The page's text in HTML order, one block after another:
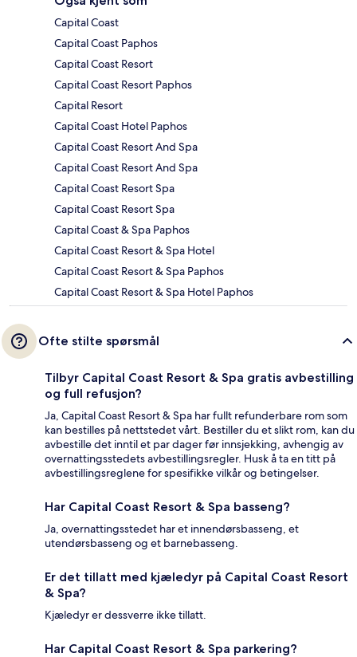
Capital Coast
Capital Coast Paphos
Capital Coast Resort
Capital Coast Resort Paphos
Capital Resort
Capital Coast Hotel Paphos
Capital Coast Resort And Spa
Capital Coast Resort And Spa
Capital Coast Resort Spa
Capital Coast Resort Spa
Capital Coast & Spa Paphos
Capital Coast Resort & Spa Hotel
Capital Coast Resort & Spa Paphos
Capital Coast Resort & Spa Hotel Paphos
Ofte stilte spørsmål
Tilbyr Capital Coast Resort & Spa gratis avbestilling
og full refusjon?
Ja, Capital Coast Resort & Spa har fullt refunderbare rom som
kan bestilles på nettstedet vårt. Bestiller du et slikt rom, kan du
avbestille det inntil et par dager før innsjekking, avhengig av
overnattingsstedets avbestillingsregler. Husk å ta en titt på
avbestillingsreglene for spesifikke vilkår og betingelser.
Har Capital Coast Resort & Spa basseng?
Ja, overnattingsstedet har et innendørsbasseng, et
utendørsbasseng og et barnebasseng.
Er det tillatt med kjæledyr på Capital Coast Resort
& Spa?
Kjæledyr er dessverre ikke tillatt.
Har Capital Coast Resort & Spa parkering?